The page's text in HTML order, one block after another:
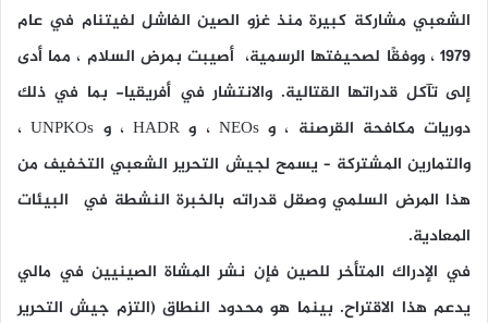
الشعبي مشاركة كبيرة منذ غزو الصين الفاشل لفيتنام في عام
1979 ، ووفقًا لصحيفتها الرسمية، أصيبت بمرض السلام ، مما أدى
إلى تآكل قدراتها القتالية. والانتشار في أفريقيا- بما في ذلك
دوريات مكافحة القرصنة ، و NEOs ، و HADR ، و UNPKOs ،
والتمارين المشتركة – يسمح لجيش التحرير الشعبي التخفيف من
هذا المرض السلمي وصقل قدراته بالخبرة النشطة في البيئات
المعادية.
في الإدراك المتأخر للصين فإن نشر المشاة الصينيين في مالي
يدعم هذا الاقتراح. بينما هو محدود النطاق (التزم جيش التحرير